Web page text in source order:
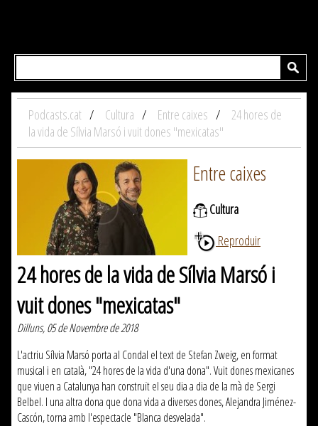
Podcasts.cat Cultura Entre caixes
24 hores de
la vida de Sílvia Marsó i vuit dones "mexicatas"
Entre caixes
Cultura
Reproduir
24 hores de la vida de Sílvia Marsó i
vuit dones "mexicatas"
Dilluns, 05 de Novembre de 2018
L'actriu Sílvia Marsó porta al Condal el text de Stefan Zweig, en format
musical i en català, "24 hores de la vida d'una dona". Vuit dones mexicanes
que viuen a Catalunya han construït el seu dia a dia de la mà de Sergi
Belbel. I una altra dona que dona vida a diverses dones, Alejandra Jiménez-
Cascón, torna amb l'espectacle "Blanca desvelada".